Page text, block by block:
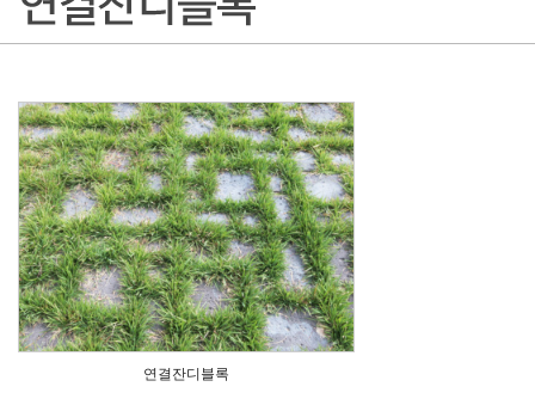
연결잔디블록